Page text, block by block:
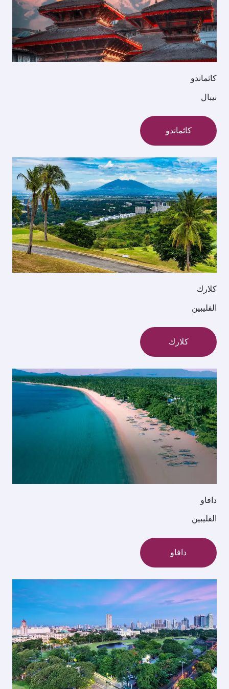
كاثماندو
نيبال
كاثماندو
كلارك
الفليبين
كلارك
دافاو
الفليبين
دافاو